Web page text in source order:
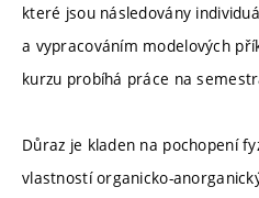
které jsou následovány
a vypracováním modelových
kurzu probíhá práce na
Důraz je kladen na pochopení
vlastností organicko-